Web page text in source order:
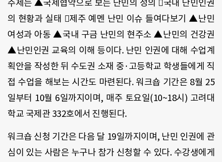
주제는 ▲국제협약으로 보는 난민의 정의 국내 난민인권
의 현황과 실태 제주 예멘 난민 이슈 들여다보기 ▲난민
여성과 아동 ▲국내 구금 난민의 현주소 ▲난민의 건강권
▲난민인권 교육의 이해 등이다. 난민 인권에 대해 수업계
획안을 작성한 뒤 수도권 소재 중·고등학교 학생들에게 직
접 수업을 해보는 시간도 마련된다. 워크숍 기간은 8월 25
일부터 10월 6일까지이며, 매주 토요일(10~18시 ) 고려대
학교 국제관 332호에서 진행된다.
워크숍 신청 기간은 다음 달 19일까지이며, 난민 인권에 관
심이 있는 사람은 누구나 참가 신청할 수 있다. 수강생에게